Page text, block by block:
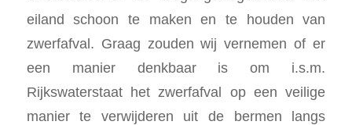
eiland schoon te maken en te houden van
zwerfafval. Graag zouden wij vernemen of er
een manier denkbaar is om i.s.m.
Rijkswaterstaat het zwerfafval op een veilige
manier te verwijderen uit de bermen langs